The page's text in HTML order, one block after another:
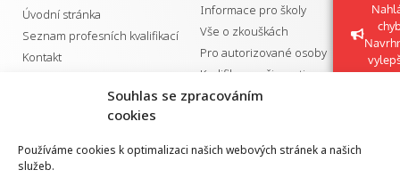
Souhlas se zpracováním
cookies
Používáme cookies k optimalizaci našich webových stránek a našich
služeb.
Úvodní stránka
Seznam profesních kvalifikací
Kontakt
Informace pro školy
Vše o zkouškách
Pro autorizované osoby
Kvalifikace a živnosti
GDPR